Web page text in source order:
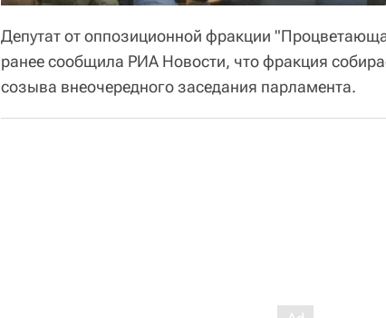
Депутат от оппозиционной фракции
ранее сообщила РИА Новости, что фракция
созыва внеочередного заседания парламента.